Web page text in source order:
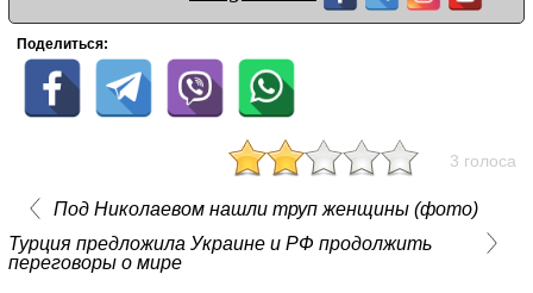
Поделиться:
3 голоса
Под Николаевом нашли труп женщины (фото)
Турция предложила Украине и РФ продолжить
переговоры о мире